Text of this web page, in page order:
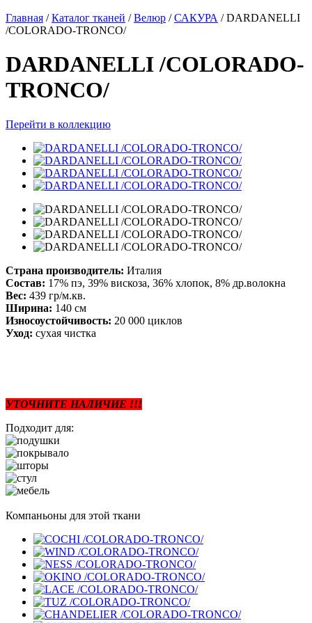
Главная / Каталог тканей / Велюр / САКУРА / DARDANELLI
/COLORADO-TRONCO/
DARDANELLI /COLORADO-
TRONCO/
Перейти в коллекцию
Страна производитель: Италия
Состав: 17% пэ, 39% вискоза, 36% хлопок, 8% др.волокна
Вес: 439 гр/м.кв.
Ширина: 140 см
Износоустойчивость: 20 000 циклов
Уход: сухая чистка
УТОЧНИТЕ НАЛИЧИЕ !!!
Подходит для:
Компаньоны для этой ткани